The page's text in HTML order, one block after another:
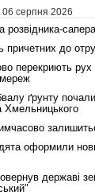
06 серпня 2026
розвідника-сапера
причетних до
перекриють рух
ґрунту
Хмельницького
оформили
державі